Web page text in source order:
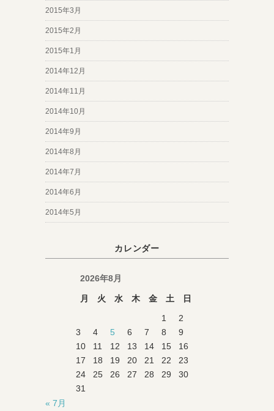
2015年3月
2015年2月
2015年1月
2014年12月
2014年11月
2014年10月
2014年9月
2014年8月
2014年7月
2014年6月
2014年5月
カレンダー
2026年8月
月 火 水 木 金 土
日
1
2
3
4 5 6 7 8
9
10
11 12 13 14 15
16
17
18 19 20 21 22
23
24
25 26 27 28 29
30
31
« 7月